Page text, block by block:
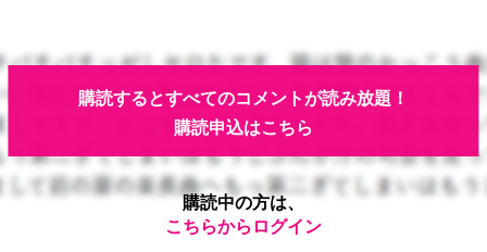
購読するとすべてのコメントが読み放題！
購読申込はこちら
購読中の方は、
こちらからログイン